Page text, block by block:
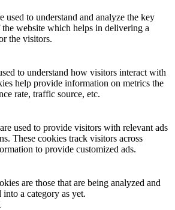
used to understand and analyze the key
website which helps in delivering a
the visitors.
to understand how visitors interact with
help provide information on metrics the
rate, traffic source, etc.
used to provide visitors with relevant ads
These cookies track visitors across
to provide customized ads.
are those that are being analyzed and
a category as yet.